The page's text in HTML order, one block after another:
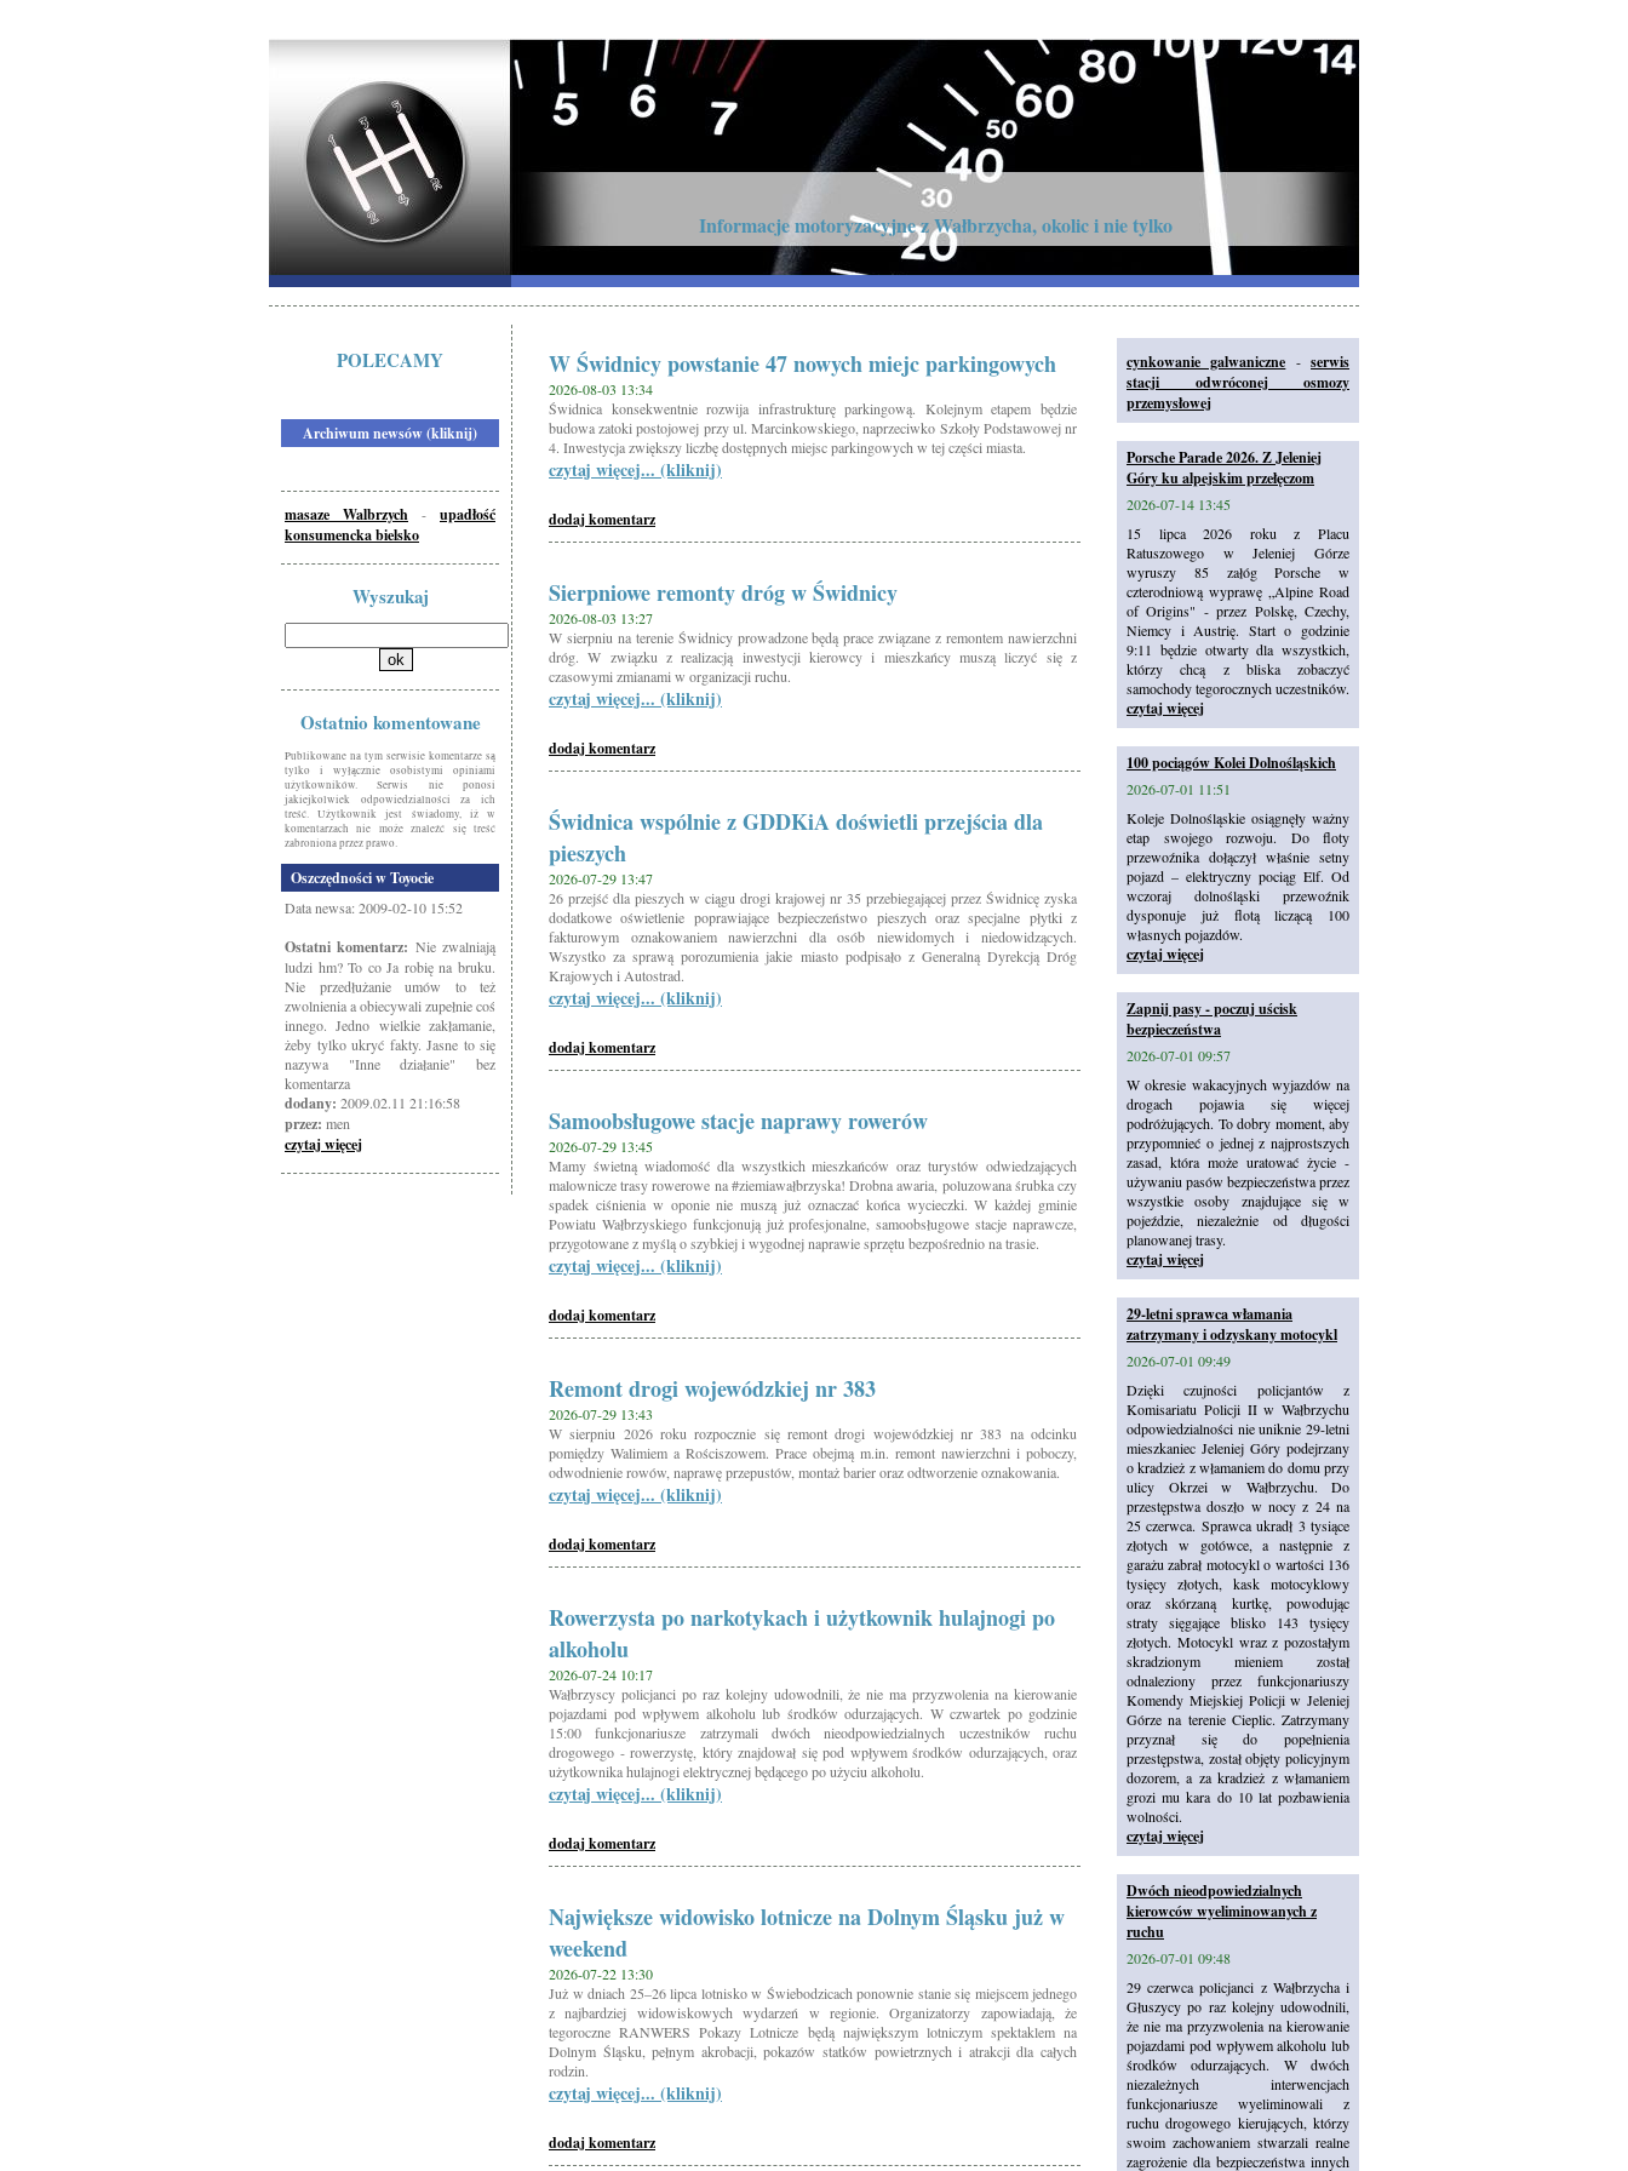
Informacje motoryzacyjne z Wałbrzycha, okolic i nie tylko
POLECAMY
Archiwum newsów (kliknij)
masaze Walbrzych - upadłość
konsumencka bielsko
Wyszukaj
Ostatnio komentowane
Publikowane na tym serwisie komentarze są
tylko i wyłącznie osobistymi opiniami
użytkowników. Serwis nie ponosi
jakiejkolwiek odpowiedzialności za ich
treść. Użytkownik jest świadomy, iż w
komentarzach nie może znaleźć się treść
zabroniona przez prawo.
Oszczędności w Toyocie
Data newsa: 2009-02-10 15:52
Ostatni komentarz: Nie zwalniają
ludzi hm? To co Ja robię na bruku.
Nie przedłużanie umów to też
zwolnienia a obiecywali zupełnie coś
innego. Jedno wielkie zakłamanie,
żeby tylko ukryć fakty. Jasne to się
nazywa "Inne działanie" bez
komentarza
dodany: 2009.02.11 21:16:58
przez: men
czytaj więcej
W Świdnicy powstanie 47 nowych miejc parkingowych
2026-08-03 13:34
Świdnica konsekwentnie rozwija infrastrukturę parkingową. Kolejnym etapem będzie
budowa zatoki postojowej przy ul. Marcinkowskiego, naprzeciwko Szkoły Podstawowej nr
4. Inwestycja zwiększy liczbę dostępnych miejsc parkingowych w tej części miasta.
czytaj więcej... (kliknij)
dodaj komentarz
Sierpniowe remonty dróg w Świdnicy
2026-08-03 13:27
W sierpniu na terenie Świdnicy prowadzone będą prace związane z remontem nawierzchni
dróg. W związku z realizacją inwestycji kierowcy i mieszkańcy muszą liczyć się z
czasowymi zmianami w organizacji ruchu.
czytaj więcej... (kliknij)
dodaj komentarz
Świdnica wspólnie z GDDKiA doświetli przejścia dla
pieszych
2026-07-29 13:47
26 przejść dla pieszych w ciągu drogi krajowej nr 35 przebiegającej przez Świdnicę zyska
dodatkowe oświetlenie poprawiające bezpieczeństwo pieszych oraz specjalne płytki z
fakturowym oznakowaniem nawierzchni dla osób niewidomych i niedowidzących.
Wszystko za sprawą porozumienia jakie miasto podpisało z Generalną Dyrekcją Dróg
Krajowych i Autostrad.
czytaj więcej... (kliknij)
dodaj komentarz
Samoobsługowe stacje naprawy rowerów
2026-07-29 13:45
Mamy świetną wiadomość dla wszystkich mieszkańców oraz turystów odwiedzających
malownicze trasy rowerowe na #ziemiawałbrzyska! Drobna awaria, poluzowana śrubka czy
spadek ciśnienia w oponie nie muszą już oznaczać końca wycieczki. W każdej gminie
Powiatu Wałbrzyskiego funkcjonują już profesjonalne, samoobsługowe stacje naprawcze,
przygotowane z myślą o szybkiej i wygodnej naprawie sprzętu bezpośrednio na trasie.
czytaj więcej... (kliknij)
dodaj komentarz
Remont drogi wojewódzkiej nr 383
2026-07-29 13:43
W sierpniu 2026 roku rozpocznie się remont drogi wojewódzkiej nr 383 na odcinku
pomiędzy Walimiem a Rościszowem. Prace obejmą m.in. remont nawierzchni i poboczy,
odwodnienie rowów, naprawę przepustów, montaż barier oraz odtworzenie oznakowania.
czytaj więcej... (kliknij)
dodaj komentarz
Rowerzysta po narkotykach i użytkownik hulajnogi po
alkoholu
2026-07-24 10:17
Wałbrzyscy policjanci po raz kolejny udowodnili, że nie ma przyzwolenia na kierowanie
pojazdami pod wpływem alkoholu lub środków odurzających. W czwartek po godzinie
15:00 funkcjonariusze zatrzymali dwóch nieodpowiedzialnych uczestników ruchu
drogowego - rowerzystę, który znajdował się pod wpływem środków odurzających, oraz
użytkownika hulajnogi elektrycznej będącego po użyciu alkoholu.
czytaj więcej... (kliknij)
dodaj komentarz
Największe widowisko lotnicze na Dolnym Śląsku już w
weekend
2026-07-22 13:30
Już w dniach 25–26 lipca lotnisko w Świebodzicach ponownie stanie się miejscem jednego
z najbardziej widowiskowych wydarzeń w regionie. Organizatorzy zapowiadają, że
tegoroczne RANWERS Pokazy Lotnicze będą największym lotniczym spektaklem na
Dolnym Śląsku, pełnym akrobacji, pokazów statków powietrznych i atrakcji dla całych
rodzin.
czytaj więcej... (kliknij)
dodaj komentarz
cynkowanie galwaniczne -serwis
stacji odwróconej osmozy
przemysłowej
Porsche Parade 2026. Z Jeleniej
Góry ku alpejskim przełęczom
2026-07-14 13:45
15 lipca 2026 roku z Placu
Ratuszowego w Jeleniej Górze
wyruszy 85 załóg Porsche w
czterodniową wyprawę „Alpine Road
of Origins" - przez Polskę, Czechy,
Niemcy i Austrię. Start o godzinie
9:11 będzie otwarty dla wszystkich,
którzy chcą z bliska zobaczyć
samochody tegorocznych uczestników.
czytaj więcej
100 pociągów Kolei Dolnośląskich
2026-07-01 11:51
Koleje Dolnośląskie osiągnęły ważny
etap swojego rozwoju. Do floty
przewoźnika dołączył właśnie setny
pojazd – elektryczny pociąg Elf. Od
wczoraj dolnośląski przewoźnik
dysponuje już flotą liczącą 100
własnych pojazdów.
czytaj więcej
Zapnij pasy - poczuj uścisk
bezpieczeństwa
2026-07-01 09:57
W okresie wakacyjnych wyjazdów na
drogach pojawia się więcej
podróżujących. To dobry moment, aby
przypomnieć o jednej z najprostszych
zasad, która może uratować życie -
używaniu pasów bezpieczeństwa przez
wszystkie osoby znajdujące się w
pojeździe, niezależnie od długości
planowanej trasy.
czytaj więcej
29-letni sprawca włamania
zatrzymany i odzyskany motocykl
2026-07-01 09:49
Dzięki czujności policjantów z
Komisariatu Policji II w Wałbrzychu
odpowiedzialności nie uniknie 29-letni
mieszkaniec Jeleniej Góry podejrzany
o kradzież z włamaniem do domu przy
ulicy Okrzei w Wałbrzychu. Do
przestępstwa doszło w nocy z 24 na
25 czerwca. Sprawca ukradł 3 tysiące
złotych w gotówce, a następnie z
garażu zabrał motocykl o wartości 136
tysięcy złotych, kask motocyklowy
oraz skórzaną kurtkę, powodując
straty sięgające blisko 143 tysięcy
złotych. Motocykl wraz z pozostałym
skradzionym mieniem został
odnaleziony przez funkcjonariuszy
Komendy Miejskiej Policji w Jeleniej
Górze na terenie Cieplic. Zatrzymany
przyznał się do popełnienia
przestępstwa, został objęty policyjnym
dozorem, a za kradzież z włamaniem
grozi mu kara do 10 lat pozbawienia
wolności.
czytaj więcej
Dwóch nieodpowiedzialnych
kierowców wyeliminowanych z
ruchu
2026-07-01 09:48
29 czerwca policjanci z Wałbrzycha i
Głuszycy po raz kolejny udowodnili,
że nie ma przyzwolenia na kierowanie
pojazdami pod wpływem alkoholu lub
środków odurzających. W dwóch
niezależnych interwencjach
funkcjonariusze wyeliminowali z
ruchu drogowego kierujących, którzy
swoim zachowaniem stwarzali realne
zagrożenie dla bezpieczeństwa innych